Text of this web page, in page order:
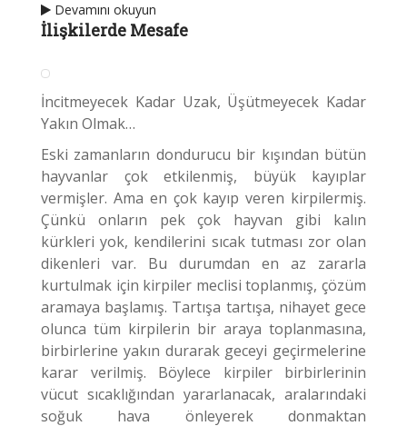
Devamını okuyun
İlişkilerde Mesafe
İncitmeyecek Kadar Uzak, Üşütmeyecek Kadar
Yakın Olmak…
Eski zamanların dondurucu bir kışından bütün
hayvanlar çok etkilenmiş, büyük kayıplar
vermişler. Ama en çok kayıp veren kirpilermiş.
Çünkü onların pek çok hayvan gibi kalın
kürkleri yok, kendilerini sıcak tutması zor olan
dikenleri var. Bu durumdan en az zararla
kurtulmak için kirpiler meclisi toplanmış, çözüm
aramaya başlamış. Tartışa tartışa, nihayet gece
olunca tüm kirpilerin bir araya toplanmasına,
birbirlerine yakın durarak geceyi geçirmelerine
karar verilmiş. Böylece kirpiler birbirlerinin
vücut sıcaklığından yararlanacak, aralarındaki
soğuk hava önleyerek donmaktan